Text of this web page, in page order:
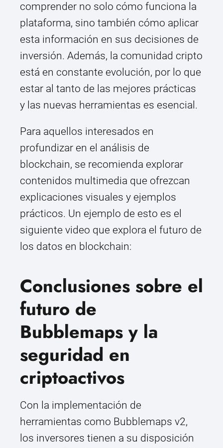
comprender no solo cómo funciona la
plataforma, sino también cómo aplicar
esta información en sus decisiones de
inversión. Además, la comunidad cripto
está en constante evolución, por lo que
estar al tanto de las mejores prácticas
y las nuevas herramientas es esencial.
Para aquellos interesados en
profundizar en el análisis de
blockchain, se recomienda explorar
contenidos multimedia que ofrezcan
explicaciones visuales y ejemplos
prácticos. Un ejemplo de esto es el
siguiente video que explora el futuro de
los datos en blockchain:
Conclusiones sobre el
futuro de
Bubblemaps y la
seguridad en
criptoactivos
Con la implementación de
herramientas como Bubblemaps v2,
los inversores tienen a su disposición